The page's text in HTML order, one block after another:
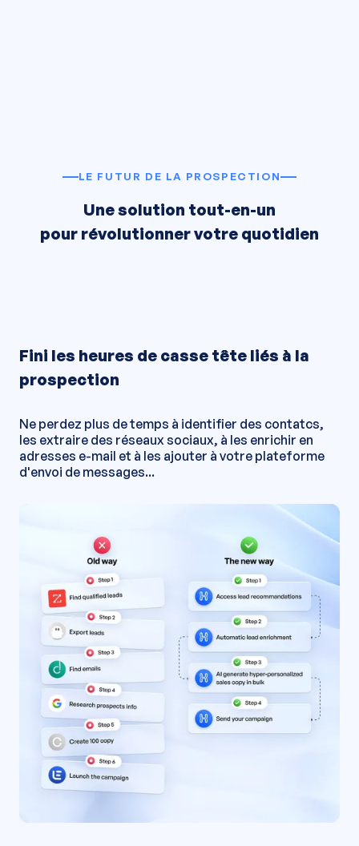
LE FUTUR DE LA PROSPECTION
Une solution tout-en-un
pour révolutionner votre quotidien
Fini les heures de casse tête liés à la
prospection
Ne perdez plus de temps à identifier des contatcs,
les extraire des réseaux sociaux, à les enrichir en
adresses e-mail et à les ajouter à votre plateforme
d'envoi de messages...